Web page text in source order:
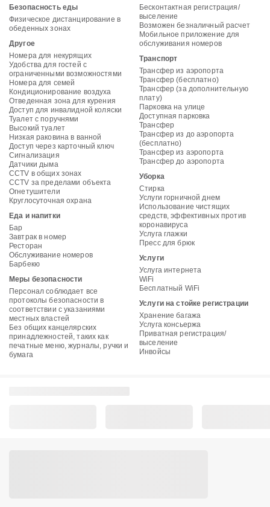
Безопасность еды
Физическое дистанцирование в
обеденных зонах
Другое
Номера для некурящих
Удобства для гостей с
ограниченными возможностями
Номера для семей
Кондиционирование воздуха
Отведенная зона для курения
Доступ для инвалидной коляски
Туалет с поручнями
Высокий туалет
Низкая раковина в ванной
Доступ через карточный ключ
Сигнализация
Датчики дыма
CCTV в общих зонах
CCTV за пределами объекта
Огнетушители
Круглосуточная охрана
Еда и напитки
Бар
Завтрак в номер
Ресторан
Обслуживание номеров
Барбекю
Меры безопасности
Персонал соблюдает все
протоколы безопасности в
соответствии с указаниями
местных властей
Без общих канцелярских
принадлежностей, таких как
печатные меню, журналы, ручки и
бумага
Бесконтактная регистрация/
выселение
Возможен безналичный расчет
Мобильное приложение для
обслуживания номеров
Транспорт
Трансфер из аэропорта
Трансфер (бесплатно)
Трансфер (за дополнительную
плату)
Парковка на улице
Доступная парковка
Трансфер
Трансфер из до аэропорта
(бесплатно)
Трансфер из аэропорта
Трансфер до аэропорта
Уборка
Стирка
Услуги горничной днем
Использование чистящих
средств, эффективных против
коронавируса
Услуга глажки
Пресс для брюк
Услуги
Услуга интернета
WiFi
Бесплатный WiFi
Услуги на стойке регистрации
Хранение багажа
Услуга консьержа
Приватная регистрация/
выселение
Инвойсы